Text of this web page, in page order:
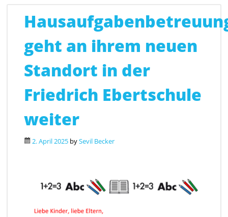
geht an ihrem neuen
Standort in der
Friedrich Ebertschule
weiter
2. April 2025 bySevil Becker